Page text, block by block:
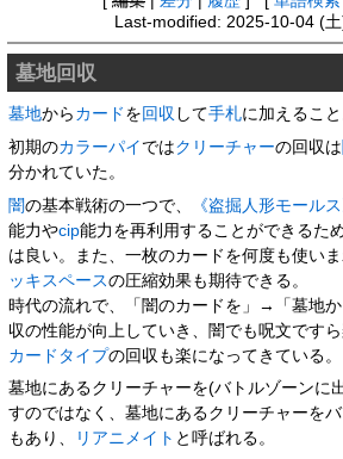
Last-modified: 2025-10-04 (
墓地回収
墓地から カード を 回収 して手札に加えること
初期のカラーパイ ではクリーチャーの回収は
分かれていた。
闇の基本戦術の一つで、 《盗掘人形モール
能力やcip能力を再利用することができるた
は良い。また、一枚のカードを何度も使い
ッキ スペースの圧縮効果も期待できる。
時代の流れで、「闇のカードを」→「墓地
収の性能が向上していき、闇でも呪文です
カードタイプの回収も楽になってきている。
墓地にあるクリーチャーを(バトルゾーンに
すのではなく、墓地にあるクリーチャーを
もあり、
リアニメイト と呼ばれる。